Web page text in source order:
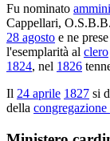
Fu nominato
Cappellari,
28 agosto e ne
l'esemplarità al clero
1824, nel 1826
Il 24 aprile 1827 si
della